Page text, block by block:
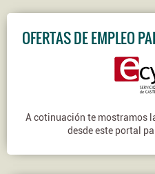
OFERTAS DE EMPLEO
A cotinuación te mostramos
desde este portal